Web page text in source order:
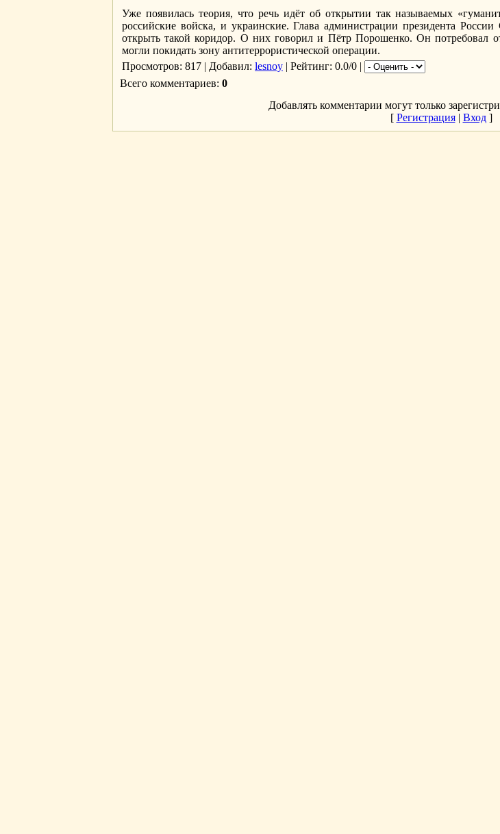
Уже появилась теория, что речь идёт об открытии так называемых
российские войска, и украинские. Глава администрации президента
открыть такой коридор. О них говорил и Пётр Порошенко. Он потребовал
могли покидать зону антитеррористической операции.
Просмотров: 817 | Добавил: lesnoy | Рейтинг: 0.0/0 |
Всего комментариев: 0
Добавлять комментарии могут только
[ Регистрация| Вход]